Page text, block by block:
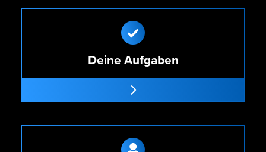
Deine Aufgaben